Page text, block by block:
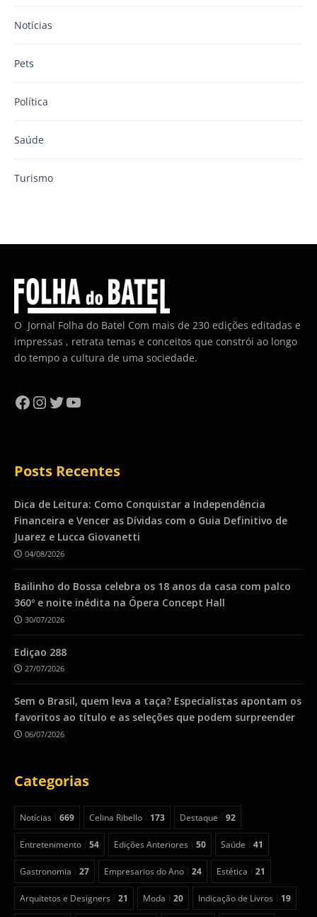
Notícias
Pets
Política
Saúde
Turismo
O Jornal Folha do Batel Com mais de 230 edições editadas e
impressas , retrata temas e conceitos que constrói ao longo
do tempo a cultura de uma sociedade.
Facebook
Instagram
Twitter
YouTube
Posts Recentes
Dica de Leitura: Como Conquistar a Independência
Financeira e Vencer as Dívidas com o Guia Definitivo de
Juarez e Lucca Giovanetti
04/08/2026
Bailinho do Bossa celebra os 18 anos da casa com palco
360º e noite inédita na Ópera Concept Hall
30/07/2026
Ediçao 288
27/07/2026
Sem o Brasil, quem leva a taça? Especialistas apontam os
favoritos ao título e as seleções que podem surpreender
06/07/2026
Categorias
Notícias 669 Celina Ribello 173 Destaque 92
Entretenimento 54 Edições Anteriores 50 Saúde 41
Gastronomia 27 Empresarios do Ano 24 Estética 21
Arquitetos e Designers 21 Moda 20 Indicação de Livros 19